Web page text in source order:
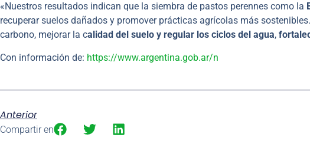
«Nuestros resultados indican que la siembra de pastos perennes como la
recuperar suelos dañados y promover prácticas agrícolas más
carbono, mejorar la calidad del suelo y regular los ciclos del agua,
Con información de: https://www.argentina.gob.ar/n
Anterior
Compartir en